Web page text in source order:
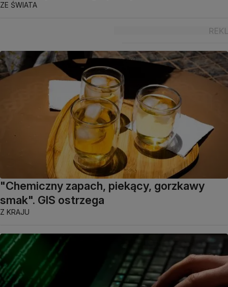
ZE ŚWIATA
"Chemiczny zapach, piekący, gorzkawy
smak". GIS ostrzega
Z KRAJU